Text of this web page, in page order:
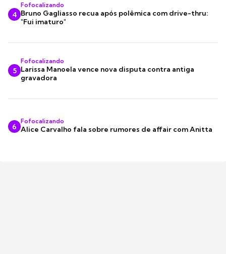
4
Fofocalizando
Bruno Gagliasso recua após polêmica com drive-thru:
"Fui imaturo"
5
Fofocalizando
Larissa Manoela vence nova disputa contra antiga
gravadora
6
Fofocalizando
Alice Carvalho fala sobre rumores de affair com Anitta